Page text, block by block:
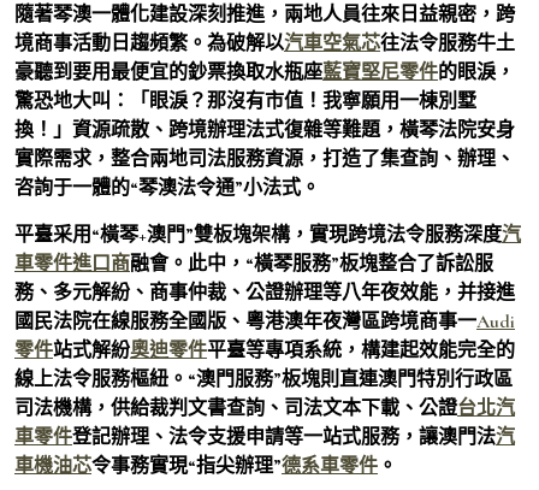
隨著琴澳一體化建設深刻推進，兩地人員往來日益親密，跨
境商事活動日趨頻繁。為破解以汽車空氣芯往法令服務牛土
豪聽到要用最便宜的鈔票換取水瓶座藍寶堅尼零件的眼淚，
驚恐地大叫：「眼淚？那沒有市值！我寧願用一棟別墅
換！」資源疏散、跨境辦理法式復雜等難題，橫琴法院安身
實際需求，整合兩地司法服務資源，打造了集查詢、辦理、
咨詢于一體的“琴澳法令通”小法式。
平臺采用“橫琴+澳門”雙板塊架構，實現跨境法令服務深度汽
車零件進口商融會。此中，“橫琴服務”板塊整合了訴訟服
務、多元解紛、商事仲裁、公證辦理等八年夜效能，并接進
國民法院在線服務全國版、粵港澳年夜灣區跨境商事一Audi
零件站式解紛奧迪零件平臺等專項系統，構建起效能完全的
線上法令服務樞紐。“澳門服務”板塊則直連澳門特別行政區
司法機構，供給裁判文書查詢、司法文本下載、公證台北汽
車零件登記辦理、法令支援申請等一站式服務，讓澳門法汽
車機油芯令事務實現“指尖辦理”德系車零件 。